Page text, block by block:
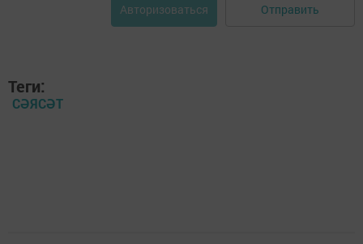
Авторизоваться Отправить
Теги:
СӘЯСӘТ